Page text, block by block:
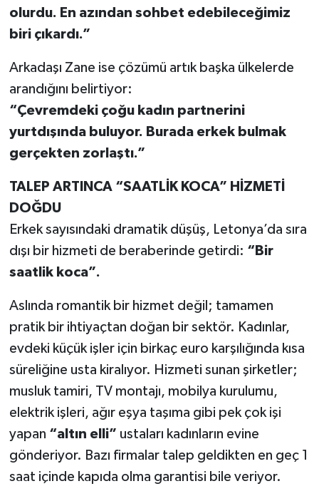
olurdu. En azından sohbet edebileceğimiz
biri çıkardı.”
Arkadaşı Zane ise çözümü artık başka ülkelerde
arandığını belirtiyor:
“Çevremdeki çoğu kadın partnerini
yurtdışında buluyor. Burada erkek bulmak
gerçekten zorlaştı.”
TALEP ARTINCA “SAATLİK KOCA” HİZMETİ
DOĞDU
Erkek sayısındaki dramatik düşüş, Letonya’da sıra
dışı bir hizmeti de beraberinde getirdi: “Bir
saatlik koca”.
Aslında romantik bir hizmet değil; tamamen
pratik bir ihtiyaçtan doğan bir sektör. Kadınlar,
evdeki küçük işler için birkaç euro karşılığında kısa
süreliğine usta kiralıyor. Hizmeti sunan şirketler;
musluk tamiri, TV montajı, mobilya kurulumu,
elektrik işleri, ağır eşya taşıma gibi pek çok işi
yapan “altın elli” ustaları kadınların evine
gönderiyor. Bazı firmalar talep geldikten en geç 1
saat içinde kapıda olma garantisi bile veriyor.